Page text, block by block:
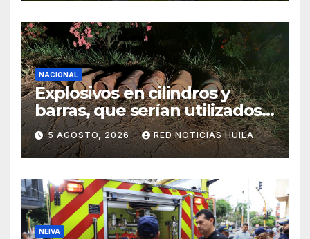
NACIONAL
Explosivos en cilindros y
barras, que serían utilizados
en Cali, fueron incautados
por la Policía
5 AGOSTO, 2026 RED NOTICIAS HUILA
NEIVA